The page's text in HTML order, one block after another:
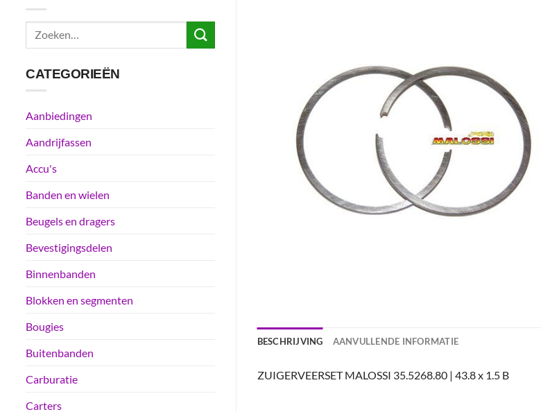
Zoeken
CATEGORIEËN
Aanbiedingen
Aandrijfassen
Accu's
Banden en wielen
Beugels en dragers
Bevestigingsdelen
Binnenbanden
Blokken en segmenten
Bougies
Buitenbanden
Carburatie
Carters
BESCHRIJVING AANVULLENDE INFORMATIE
ZUIGERVEERSET MALOSSI 35.5268.80 | 43.8 x 1.5 B